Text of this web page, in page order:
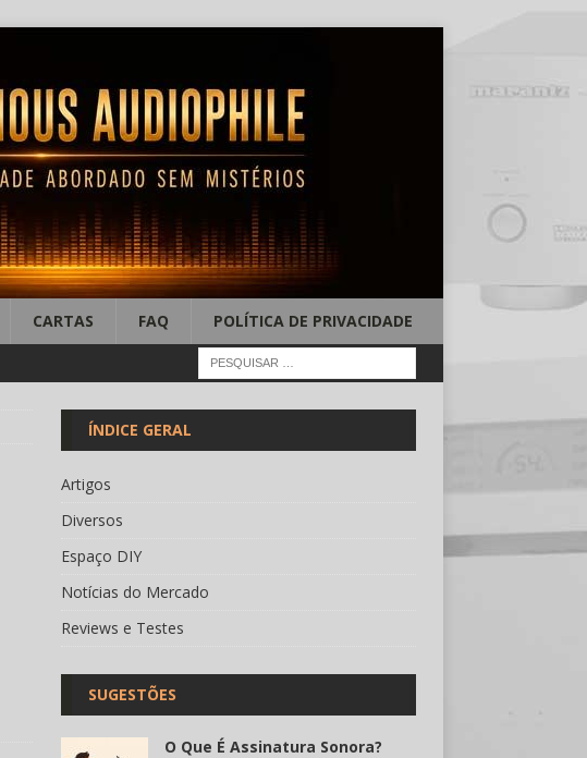
CARTAS FAQ POLÍTICA DE PRIVACIDADE
ÍNDICE GERAL
Artigos
Diversos
Espaço DIY
Notícias do Mercado
Reviews e Testes
SUGESTÕES
O Que É Assinatura Sonora?